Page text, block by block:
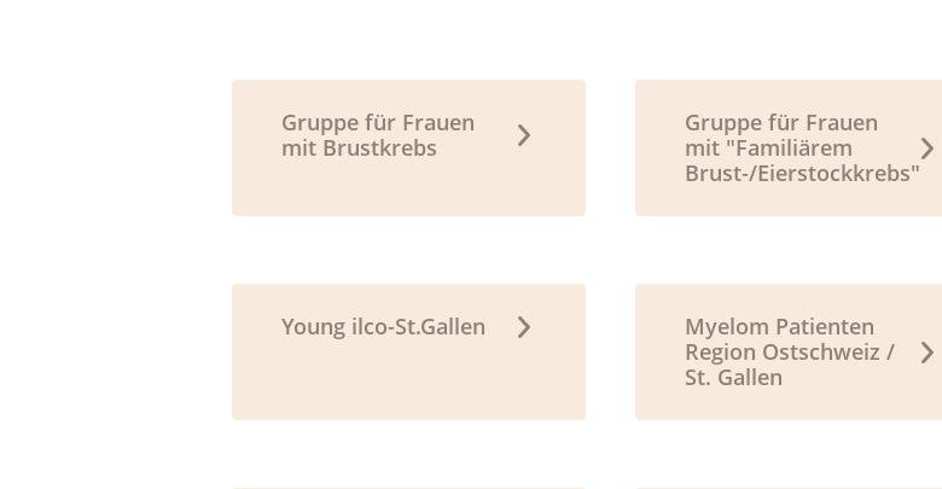
Gruppe für Frauen
mit Brustkrebs
Gruppe für Frauen
mit "Familiärem
Brust-/Eierstockkrebs"
Young ilco-St.Gallen
Myelom Patienten
Region Ostschweiz /
St. Gallen